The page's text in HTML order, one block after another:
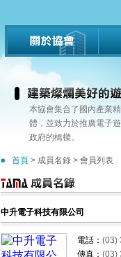
本協會集合了國內產業
體，並致力於推廣電子
政府的橋樑。
首頁> 成員名錄 > 會員列表
中升電子科技有限公司
電話： (03)
傳真： (03)